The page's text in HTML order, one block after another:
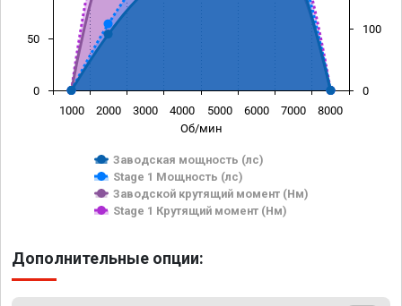
Об/мин
Заводская мощность (лс)
Stage 1 Мощность (лс)
Заводской крутящий момент (Нм)
Stage 1 Крутящий момент (Нм)
1000 2000 3000 4000 5000 6000 7000 8000
0
50
0
100
Дополнительные опции: